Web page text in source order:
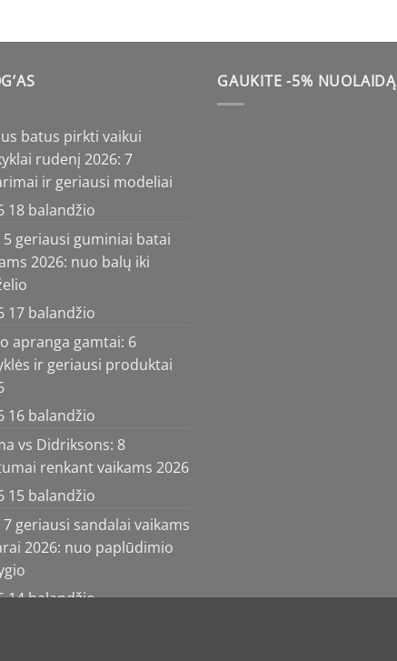
batus pirkti vaikui
rudenį 2026: 7
ir geriausi modeliai
18 balandžio
5 geriausi guminiai batai
2026: nuo balų iki
17 balandžio
apranga gamtai: 6
ir geriausi produktai
16 balandžio
vs Didriksons: 8
renkant vaikams 2026
15 balandžio
7 geriausi sandalai vaikams
2026: nuo paplūdimio
14 balandžio
GAUKITE -5% NUOLAIDĄ